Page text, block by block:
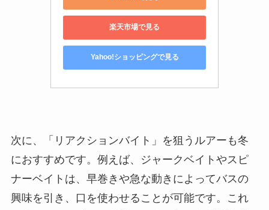
楽天市場で見る
Yahoo!ショッピングで見る
次に、「リアクションバイト」を狙うルアーも冬
におすすめです。例えば、ジャークベイトやスピ
ナーベイトは、早巻きや急な動きによってバスの
興味を引き、口を使わせることが可能です。これ